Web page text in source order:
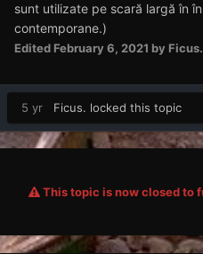
sunt utilizate pe scară largă în
contemporane.)
Edited February 6, 2021 by Ficus.
5 yr Ficus. locked this topic
This topic is now closed to